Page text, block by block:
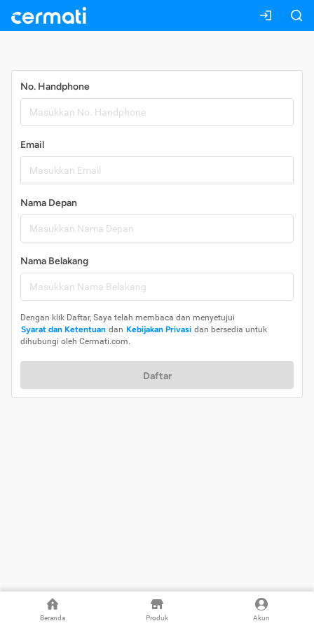
Beranda Produk Akun
No. Handphone
Email
Nama Depan
Nama Belakang
Dengan klik Daftar, Saya telah membaca dan menyetujui
Syarat dan Ketentuan dan Kebijakan Privasi dan bersedia untuk
dihubungi oleh Cermati.com.
Daftar